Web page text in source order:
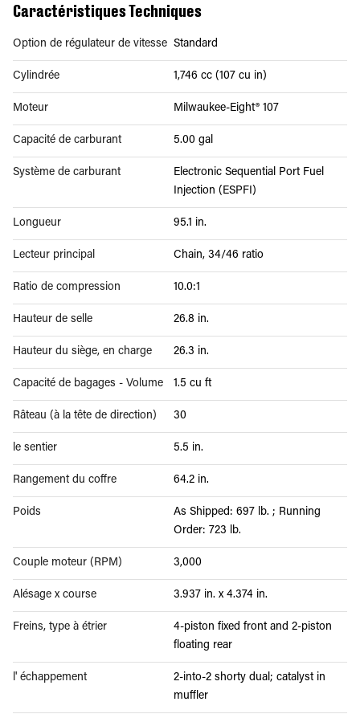
Caractéristiques Techniques
Option de régulateur de vitesse Standard
Cylindrée 1,746 cc (107 cu in)
Moteur Milwaukee-Eight® 107
Capacité de carburant 5.00 gal
Système de carburant
Electronic Sequential Port Fuel
Injection (ESPFI)
Longueur 95.1 in.
Lecteur principal Chain, 34/46 ratio
Ratio de compression 10.0:1
Hauteur de selle 26.8 in.
Hauteur du siège, en charge 26.3 in.
Capacité de bagages - Volume 1.5 cu ft
Râteau (à la tête de direction) 30
le sentier 5.5 in.
Rangement du coffre 64.2 in.
Poids
As Shipped: 697 lb. ; Running
Order: 723 lb.
Couple moteur (RPM) 3,000
Alésage x course 3.937 in. x 4.374 in.
Freins, type à étrier
4-piston fixed front and 2-piston
floating rear
l' échappement
2-into-2 shorty dual; catalyst in
muffler